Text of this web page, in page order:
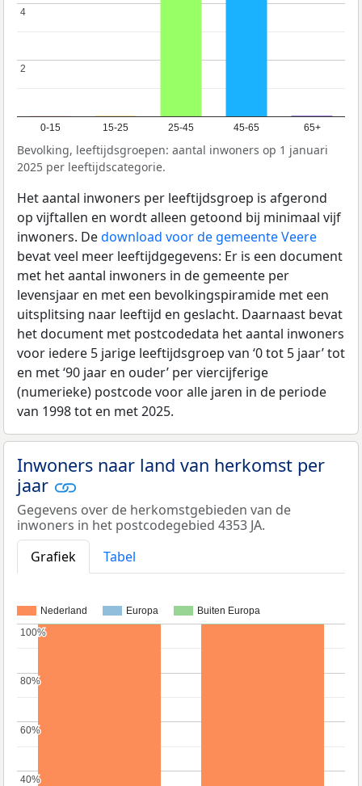
0-15 15-25 25-45 45-65 65+
2
2
4
4
Bevolking, leeftijdsgroepen: aantal inwoners op 1 januari
2025 per leeftijdscategorie.
Het aantal inwoners per leeftijdsgroep is afgerond
op vijftallen en wordt alleen getoond bij minimaal vijf
inwoners. Dedownload voor de gemeente Veere
bevat veel meer leeftijdgegevens: Er is een document
met het aantal inwoners in de gemeente per
levensjaar en met een bevolkingspiramide met een
uitsplitsing naar leeftijd en geslacht. Daarnaast bevat
het document met postcodedata het aantal inwoners
voor iedere 5 jarige leeftijdsgroep van ‘0 tot 5 jaar’ tot
en met ‘90 jaar en ouder’ per viercijferige
(numerieke) postcode voor alle jaren in de periode
van 1998 tot en met 2025.
Inwoners naar land van herkomst per
jaar
Gegevens over de herkomstgebieden van de
inwoners in het postcodegebied 4353 JA.
Grafiek
Tabel
Nederland Europa Buiten Europa
40%
40%
60%
60%
80%
80%
100%
100%